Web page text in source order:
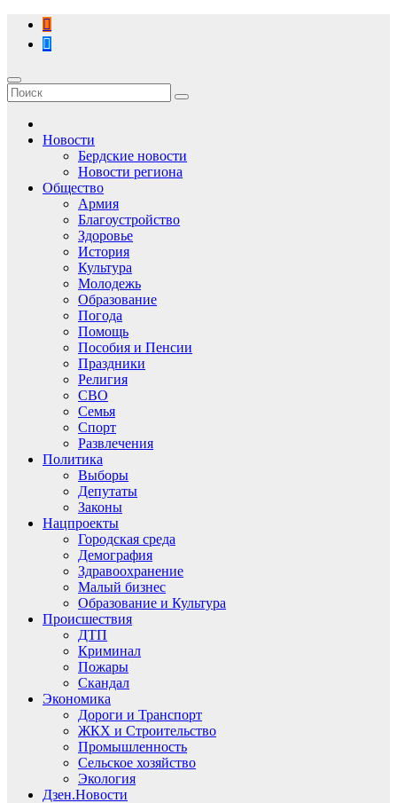
Перейти
содержимому
Новости
Бердские новости
Новости региона
Общество
Армия
Благоустройство
Здоровье
История
Культура
Молодежь
Образование
Погода
Помощь
Пособия и Пенсии
Праздники
Религия
СВО
Семья
Спорт
Развлечения
Политика
Выборы
Депутаты
Законы
Нацпроекты
Городская среда
Демография
Здравоохранение
Малый бизнес
Образование и Культура
Происшествия
ДТП
Криминал
Пожары
Скандал
Экономика
Дороги и Транспорт
ЖКХ и Строительство
Промышленность
Сельское хозяйство
Экология
Дзен.Новости